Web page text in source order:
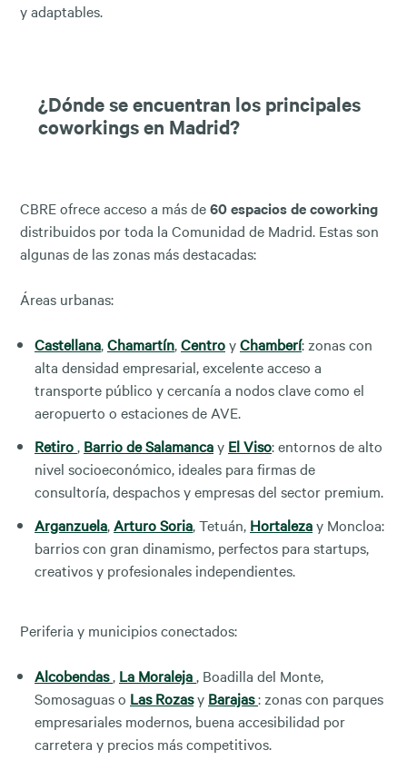
y adaptables.
¿Dónde se encuentran los principales
coworkings en Madrid?
CBRE ofrece acceso a más de60 espacios de coworking
distribuidos por toda la Comunidad de Madrid. Estas son
algunas de las zonas más destacadas:
Áreas urbanas:
Castellana,Chamartín,CentroyChamberí: zonas con
alta densidad empresarial, excelente acceso a
transporte público y cercanía a nodos clave como el
aeropuerto o estaciones de AVE.
Retiro, Barrio de Salamancay El Viso: entornos de alto
nivel socioeconómico, ideales para firmas de
consultoría, despachos y empresas del sector premium.
Arganzuela,Arturo Soria, Tetuán, Hortalezay Moncloa:
barrios con gran dinamismo, perfectos para startups,
creativos y profesionales independientes.
Periferia y municipios conectados:
Alcobendas, La Moraleja, Boadilla del Monte,
Somosaguas o Las Rozasy Barajas: zonas con parques
empresariales modernos, buena accesibilidad por
carretera y precios más competitivos.